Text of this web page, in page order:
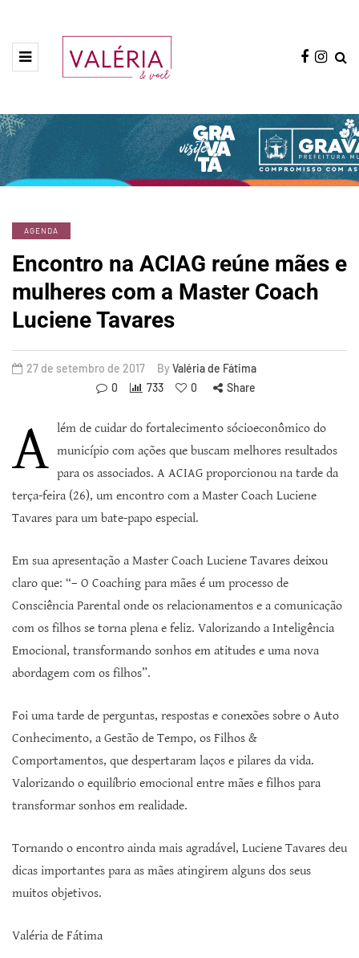
AGENDA
Encontro na ACIAG reúne mães e
mulheres com a Master Coach
Luciene Tavares
27 de setembro de 2017 By Valéria de Fátima
0
733 0 Share
A lém de cuidar do fortalecimento sócioeconômico do
município com ações que buscam melhores resultados
para os associados. A ACIAG proporcionou na tarde da
terça-feira (26), um encontro com a Master Coach Luciene
Tavares para um bate-papo especial.
Em sua apresentação a Master Coach Luciene Tavares deixou
claro que: “– O Coaching para mães é um processo de
Consciência Parental onde os relacionamentos e a comunicação
com os filhos se torna plena e feliz. Valorizando a Inteligência
Emocional, transformando sonhos em atitudes e uma nova
abordagem com os filhos”.
Foi uma tarde de perguntas, respostas e conexões sobre o Auto
Conhecimento, a Gestão de Tempo, os Filhos &
Comportamentos, que despertaram laços e pilares da vida.
Valorizando o equilíbrio emocional entre mães e filhos para
transformar sonhos em realidade.
Tornando o encontro ainda mais agradável, Luciene Tavares deu
dicas importantes para as mães atingirem alguns dos seus
muitos objetivos.
Valéria de Fátima